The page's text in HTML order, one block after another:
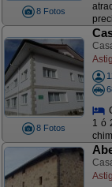
8 Fotos
8 Fotos
1 ó